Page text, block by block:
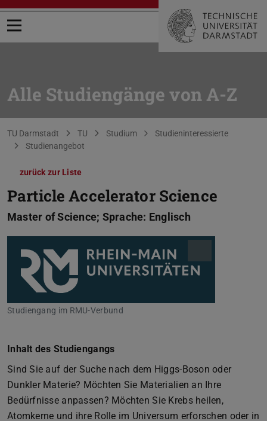
Menü öffnen
Alle Studiengänge von A-Z
Sie befinden sich hier:
TU Darmstadt TU Studium
Studieninteressierte
Studienangebot
zurück zur Liste
Particle Accelerator Science
Master of Science; Sprache: Englisch
Studiengang im RMU-Verbund
Inhalt des Studiengangs
Sind Sie auf der Suche nach dem Higgs-Boson oder
Dunkler Materie? Möchten Sie Materialien an Ihre
Bedürfnisse anpassen? Möchten Sie Krebs heilen,
Atomkerne und ihre Rolle im Universum erforschen oder in